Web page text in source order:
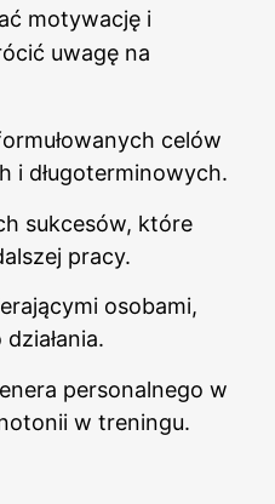
motywację i
uwagę na
celów
i długoterminowych.
sukcesów, które
pracy.
osobami,
personalnego w
w treningu.